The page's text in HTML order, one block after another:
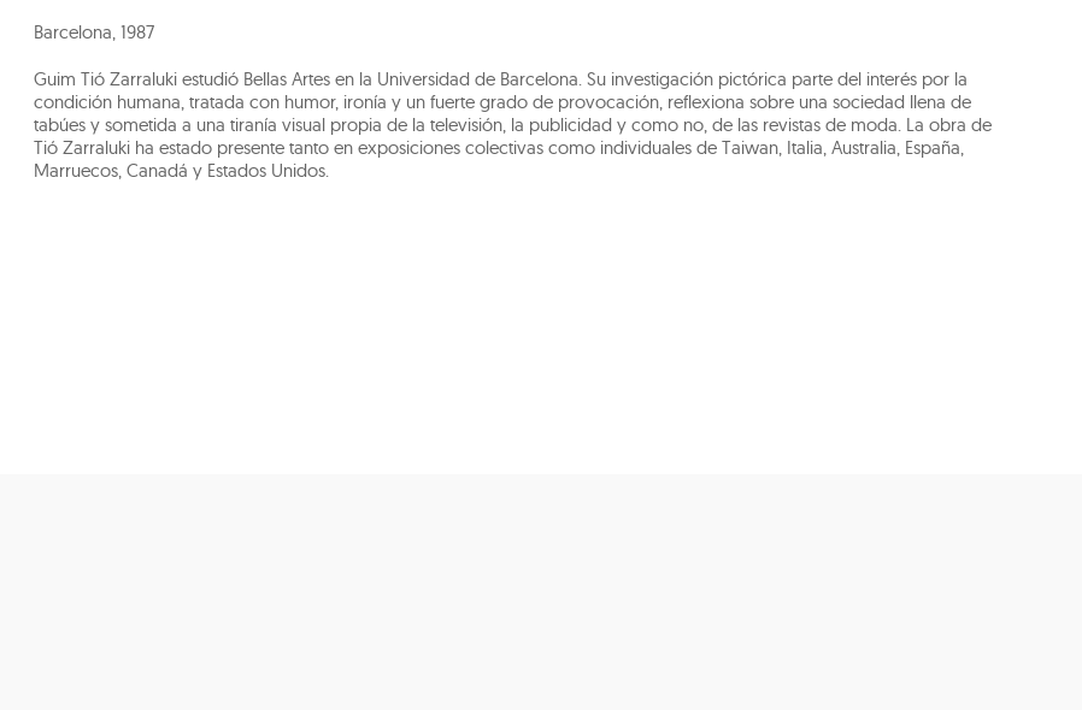
Barcelona, 1987
Guim Tió Zarraluki estudió Bellas Artes en la Universidad de Barcelona. Su investigación pictórica parte del interés por la
condición humana, tratada con humor, ironía y un fuerte grado de provocación, reflexiona sobre una sociedad llena de
tabúes y sometida a una tiranía visual propia de la televisión, la publicidad y como no, de las revistas de moda. La obra de
Tió Zarraluki ha estado presente tanto en exposiciones colectivas como individuales de Taiwan, Italia, Australia, España,
Marruecos, Canadá y Estados Unidos.